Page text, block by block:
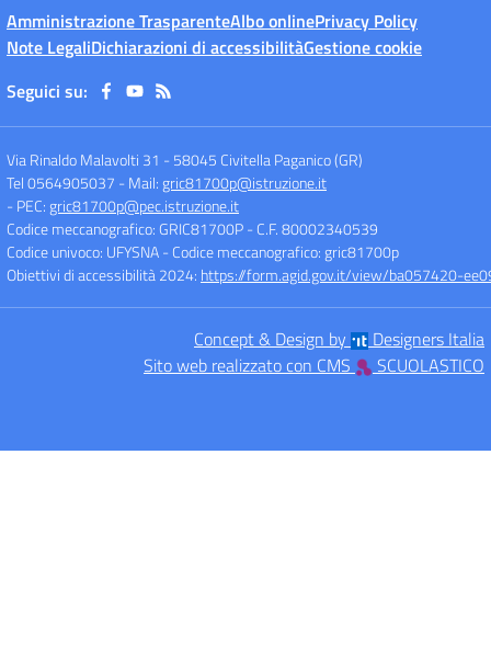
Amministrazione TrasparenteAlbo onlinePrivacy Policy
Note LegaliDichiarazioni di accessibilitàGestione cookie
Seguici su:
Via Rinaldo Malavolti 31 - 58045 Civitella Paganico (GR)
Tel 0564905037 - Mail:gric81700p@istruzione.it
- PEC:gric81700p@pec.istruzione.it
Codice meccanografico: GRIC81700P- C.F. 80002340539
Codice univoco: UFYSNA- Codice meccanografico: gric81700p
Obiettivi di accessibilità 2024: https://form.agid.gov.it/view/ba057420-
Concept & Design by
Designers Italia
Sito web realizzato con CMS
SCUOLASTICO